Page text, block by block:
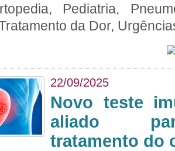
Pediatria,
da Dor,
22/09/2025
Novo teste
aliado
tratamento do